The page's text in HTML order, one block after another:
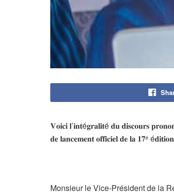
𝐕𝐨𝐢𝐜𝐢 𝐥’𝐢𝐧𝐭é𝐠𝐫𝐚𝐥𝐢𝐭é 𝐝𝐮 𝐝𝐢𝐬𝐜𝐨𝐮𝐫𝐬
𝐝𝐞 𝐥𝐚𝐧𝐜𝐞𝐦𝐞𝐧𝐭 𝐨𝐟𝐟𝐢𝐜𝐢𝐞𝐥 𝐝𝐞 𝐥𝐚 𝟏𝟕ᵉ
Monsieur le Vice-Président de la